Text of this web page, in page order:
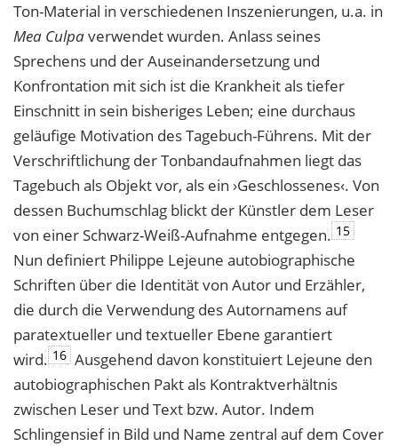
Ton-Material in verschiedenen Inszenierungen, u.a. in
Mea Culpaverwendet wurden. Anlass seines
Sprechens und der Auseinandersetzung und
Konfrontation mit sich ist die Krankheit als tiefer
Einschnitt in sein bisheriges Leben; eine durchaus
geläufige Motivation des Tagebuch-Führens. Mit der
Verschriftlichung der Tonbandaufnahmen liegt das
Tagebuch als Objekt vor, als ein ›Geschlossenes‹. Von
dessen Buchumschlag blickt der Künstler dem Leser
von einer Schwarz-Weiß-Aufnahme entgegen. 15
Nun definiert Philippe Lejeune autobiographische
Schriften über die Identität von Autor und Erzähler,
die durch die Verwendung des Autornamens auf
paratextueller und textueller Ebene garantiert
wird. 16 Ausgehend davon konstituiert Lejeune den
autobiographischen Pakt als Kontraktverhältnis
zwischen Leser und Text bzw. Autor. Indem
Schlingensief in Bild und Name zentral auf dem Cover